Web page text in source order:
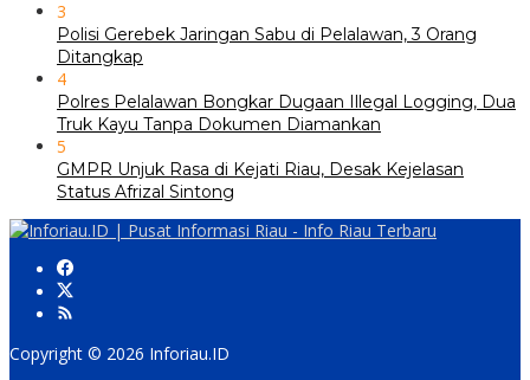
3
Polisi Gerebek Jaringan Sabu di Pelalawan, 3 Orang
Ditangkap
4
Polres Pelalawan Bongkar Dugaan Illegal Logging, Dua
Truk Kayu Tanpa Dokumen Diamankan
5
GMPR Unjuk Rasa di Kejati Riau, Desak Kejelasan
Status Afrizal Sintong
Copyright © 2026 Inforiau.ID